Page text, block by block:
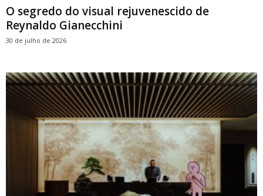
O segredo do visual rejuvenescido de
Reynaldo Gianecchini
30 de julho de 2026